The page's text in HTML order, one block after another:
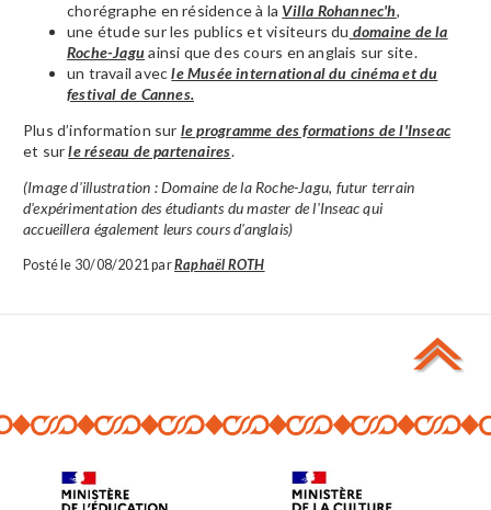
chorégraphe en résidence à la Villa Rohannec'h,
une étude sur les publics et visiteurs du domaine de la
Roche-Jagu ainsi que des cours en anglais sur site.
un travail avecle Musée international du cinéma et du
festival de Cannes.
Plus d’information sur le programme des formations de l'Inseac
et surle réseau de partenaires.
(Image d'illustration : Domaine de la Roche-Jagu, futur terrain
d'expérimentation des étudiants du master de l'Inseac qui
accueillera également leurs cours d'anglais)
Posté le 30/08/2021 parRaphaël ROTH